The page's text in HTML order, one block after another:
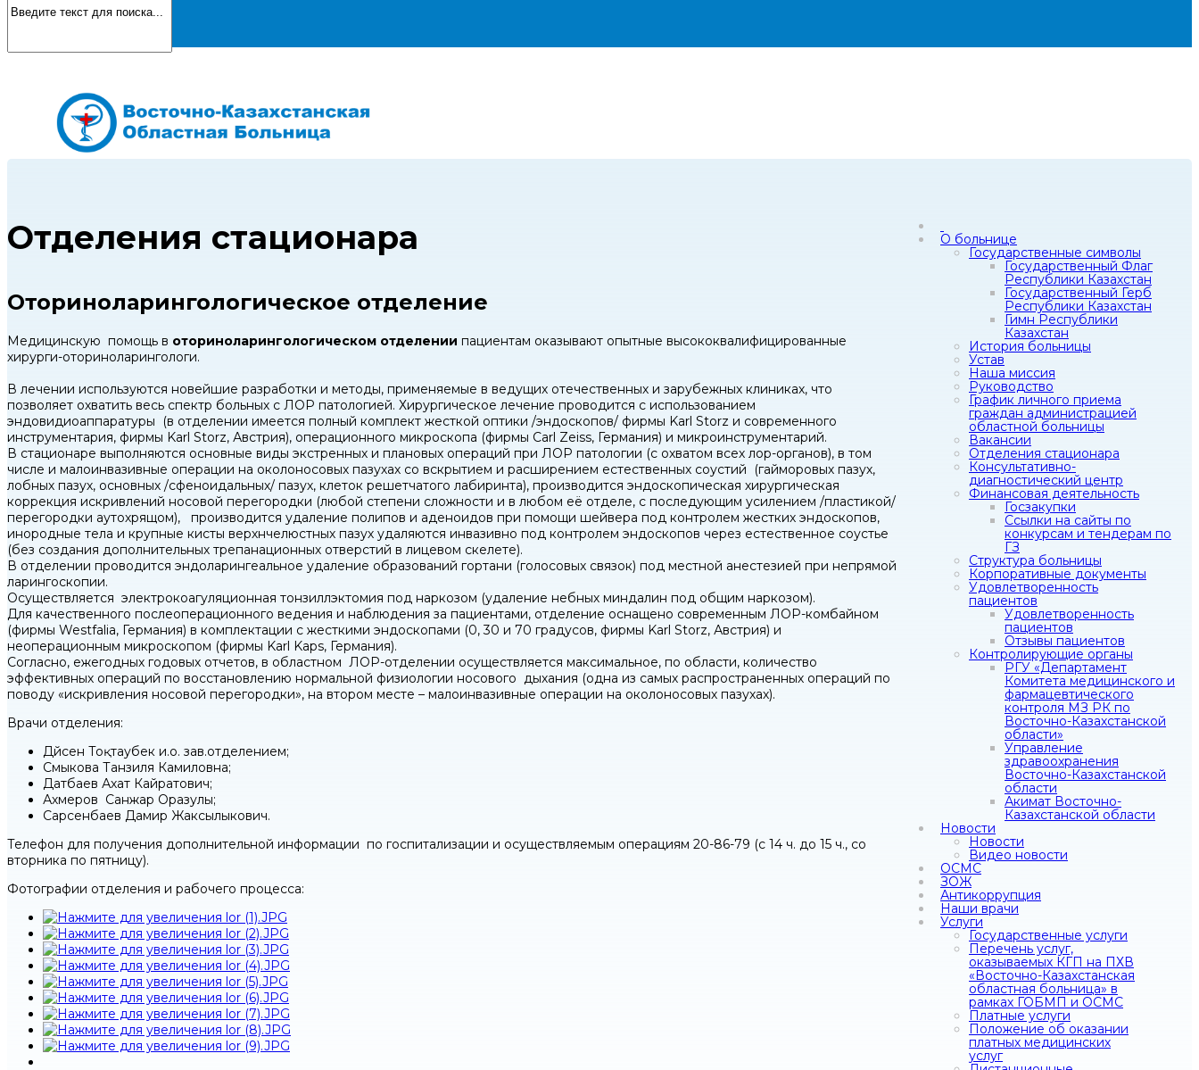
О больнице
Государственные символы
Государственный Флаг
Республики Казахстан
Государственный Герб
Республики Казахстан
Гимн Республики
Казахстан
История больницы
Устав
Наша миссия
Руководство
График личного приема
граждан администрацией
областной больницы
Вакансии
Отделения стационара
Консультативно-
диагностический центр
Финансовая деятельность
Госзакупки
Ссылки на сайты по
конкурсам и тендерам по
ГЗ
Структура больницы
Корпоративные документы
Удовлетворенность
пациентов
Удовлетворенность
пациентов
Отзывы пациентов
Контролирующие органы
РГУ «Департамент
Комитета медицинского и
фармацевтического
контроля МЗ РК по
Восточно-Казахстанской
области»
Управление
здравоохранения
Восточно-Казахстанской
области
Акимат Восточно-
Казахстанской области
Новости
Новости
Видео новости
ОСМС
ЗОЖ
Антикоррупция
Наши врачи
Услуги
Государственные услуги
Перечень услуг,
оказываемых КГП на ПХВ
«Восточно-Казахстанская
областная больница» в
рамках ГОБМП и ОСМС
Платные услуги
Положение об оказании
платных медицинских
услуг
Отделения стационара
Оториноларингологическое отделение
Медицинскую помощь в оториноларингологическом отделении пациентам оказывают опытные высококвалифицированные
хирурги-оториноларингологи.
В лечении используются новейшие разработки и методы, применяемые в ведущих отечественных и зарубежных клиниках, что
позволяет охватить весь спектр больных с ЛОР патологией. Хирургическое лечение проводится с использованием
эндовидиоаппаратуры (в отделении имеется полный комплект жесткой оптики /эндоскопов/ фирмы Karl Storz и современного
инструментария, фирмы Karl Storz, Австрия), операционного микроскопа (фирмы Carl Zeiss, Германия) и микроинструментарий.
В стационаре выполняются основные виды экстренных и плановых операций при ЛОР патологии (с охватом всех лор-органов), в том
числе и малоинвазивные операции на околоносовых пазухах со вскрытием и расширением естественных соустий (гайморовых пазух,
лобных пазух, основных /сфеноидальных/ пазух, клеток решетчатого лабиринта), производится эндоскопическая хирургическая
коррекция искривлений носовой перегородки (любой степени сложности и в любом её отделе, с последующим усилением /пластикой/
перегородки аутохрящом), производится удаление полипов и аденоидов при помощи шейвера под контролем жестких эндоскопов,
инородные тела и крупные кисты верхнчелюстных пазух удаляются инвазивно под контролем эндоскопов через естественное соустье
(без создания дополнительных трепанационных отверстий в лицевом скелете).
В отделении проводится эндоларингеальное удаление образований гортани (голосовых связок) под местной анестезией при непрямой
ларингоскопии.
Осуществляется электрокоагуляционная тонзиллэктомия под наркозом (удаление небных миндалин под общим наркозом).
Для качественного послеоперационного ведения и наблюдения за пациентами, отделение оснащено современным ЛОР-комбайном
(фирмы Westfalia, Германия) в комплектации с жесткими эндоскопами (0, 30 и 70 градусов, фирмы Karl Storz, Австрия) и
неоперационным микроскопом (фирмы Karl Kaps, Германия).
Согласно, ежегодных годовых отчетов, в областном ЛОР-отделении осуществляется максимальное, по области, количество
эффективных операций по восстановлению нормальной физиологии носового дыхания (одна из самых распространенных операций по
поводу «искривления носовой перегородки», на втором месте – малоинвазивные операции на околоносовых пазухах).
Врачи отделения:
Дүйсен Тоқтаубек и.о. зав.отделением;
Смыкова Танзиля Камиловна;
Датбаев Ахат Кайратович;
Ахмеров Санжар Оразулы;
Сарсенбаев Дамир Жаксылыкович.
Телефон для получения дополнительной информации по госпитализации и осуществляемым операциям 20-86-79 (с 14 ч. до 15 ч., со
вторника по пятницу).
Фотографии отделения и рабочего процесса: